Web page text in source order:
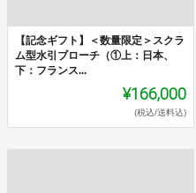
【記念ギフト】＜数量限定＞スクラ
ム型水引ブローチ（①上：日本、
下：フランス...
¥166,000
(税込/送料込)